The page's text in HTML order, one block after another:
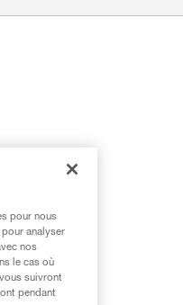
pour nous
analyser
nos
le cas où
suivront
pendant